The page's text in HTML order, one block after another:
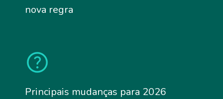
nova regra
Principais mudanças para 2026